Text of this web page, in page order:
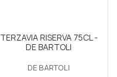
TERZAVIA RISERVA 75CL -
DE BARTOLI
DE BARTOLI